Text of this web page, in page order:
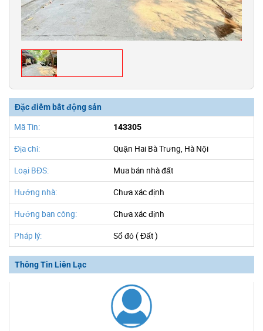
Đặc điểm bất động sản
Mã Tin: 143305
Địa chỉ: Quận Hai Bà Trưng, Hà Nội
Loại BĐS: Mua bán nhà đất
Hướng nhà: Chưa xác định
Hướng ban công: Chưa xác định
Pháp lý: Sổ đỏ ( Đất )
Thông Tin Liên Lạc